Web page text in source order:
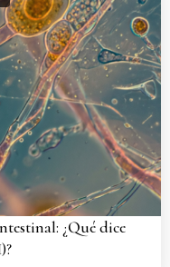
¿Qué dice